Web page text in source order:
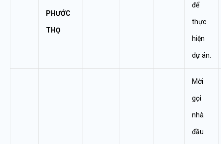
PHƯỚC
THỌ
để
thực
hiện
dự án.
Mời
gọi
nhà
đầu